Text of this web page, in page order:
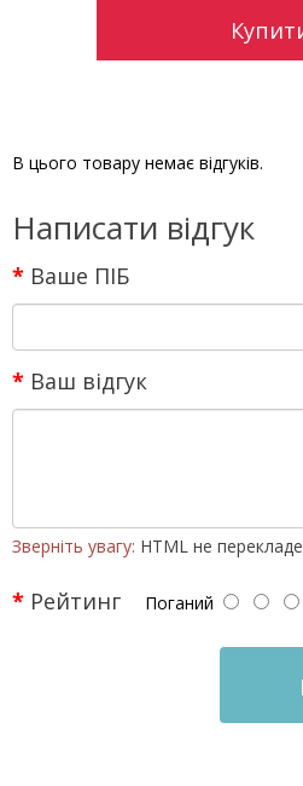
В цього товару немає відгуків.
Написати відгук
Ваше ПІБ
Ваш відгук
Зверніть увагу: HTML не
Рейтинг Поганий